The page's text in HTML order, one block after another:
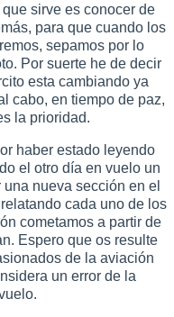
sirve es conocer de
para que cuando los
sepamos por lo
Por suerte he de decir
esta cambiando ya
cabo, en tiempo de paz,
la prioridad.
haber estado leyendo
el otro día en vuelo un
nueva sección en el
cada uno de los
cometamos a partir de
Espero que os resulte
de la aviación
un error de la